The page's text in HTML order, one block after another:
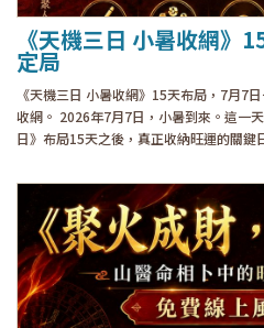
《天機三日 小暑收網》
定局
《天機三日 小暑收網》15天布局，7月7
收網。 2026年7月7日，小暑到來。這一
日》布局15天之後，真正收納旺運的關鍵